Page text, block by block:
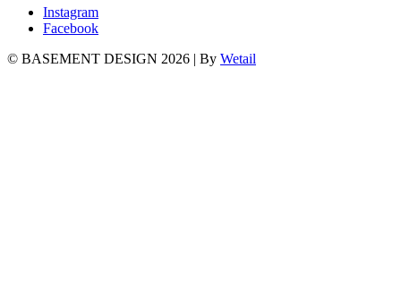
Instagram
Facebook
© BASEMENT DESIGN 2026 | By Wetail